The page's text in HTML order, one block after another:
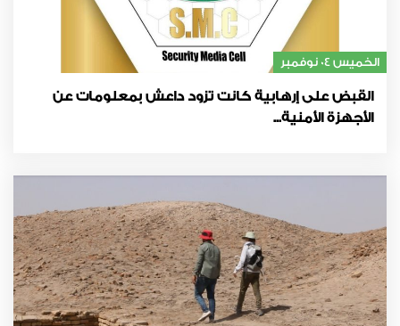
الخميس 04 نوفمبر
القبض على إرهابية كانت تزود داعش بمعلومات عن
الأجهزة الأمنية...